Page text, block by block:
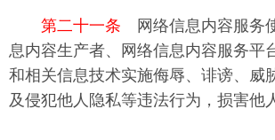
第二十一条 网络信息内容服务
息内容生产者、网络信息内容服务平
和相关信息技术实施侮辱、诽谤、威
及侵犯他人隐私等违法行为，损害他